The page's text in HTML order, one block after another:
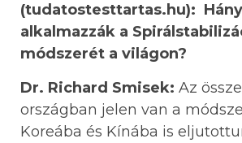
(tudatostesttartas.hu):
alkalmazzák a
módszerét a világon?
Dr. Richard Smisek: Az
országban jelen van a
Koreába és Kínába is